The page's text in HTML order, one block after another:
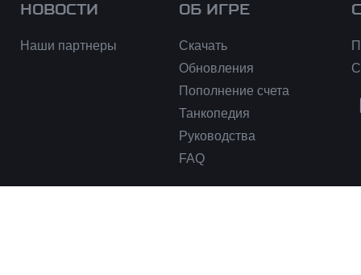
НОВОСТИ
Наши партнеры
ОБ ИГРЕ
Скачать
Обновления
Пополнение счета
Танкопедия
Руководства
FAQ